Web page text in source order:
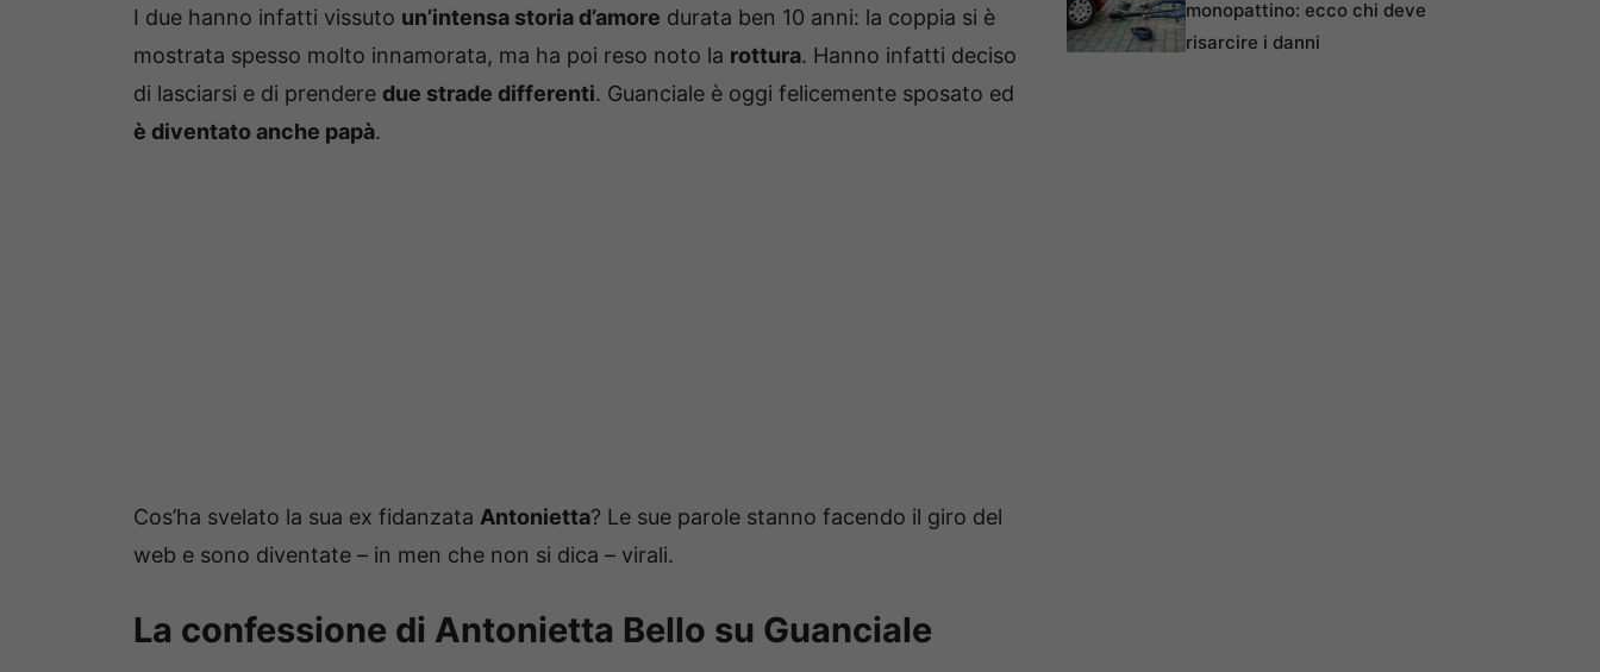
I due hanno infatti vissuto un’intensa storia d’amore durata ben 10 anni: la coppia si è
mostrata spesso molto innamorata, ma ha poi reso noto la rottura. Hanno infatti deciso
di lasciarsi e di prendere due strade differenti. Guanciale è oggi felicemente sposato ed
è diventato anche papà.
Cos’ha svelato la sua ex fidanzata Antonietta? Le sue parole stanno facendo il giro del
web e sono diventate – in men che non si dica – virali.
La confessione di Antonietta Bello su Guanciale
monopattino: ecco chi deve
risarcire i danni